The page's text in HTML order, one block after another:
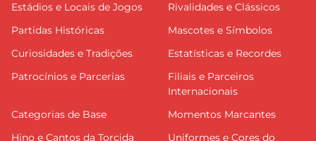
Estádios e Locais de Jogos
Rivalidades e Clássicos
Partidas Históricas
Mascotes e Símbolos
Curiosidades e Tradições
Estatísticas e Recordes
Patrocínios e Parcerias
Filiais e Parceiros
Internacionais
Categorias de Base
Momentos Marcantes
Hino e Cantos da Torcida
Uniformes e Cores do